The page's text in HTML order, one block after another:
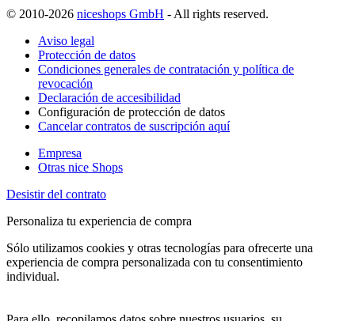
© 2010-2026 niceshops GmbH - All rights reserved.
Aviso legal
Protección de datos
Condiciones generales de contratación y política de
revocación
Declaración de accesibilidad
Configuración de protección de datos
Cancelar contratos de suscripción aquí
Empresa
Otras nice Shops
Desistir del contrato
Personaliza tu experiencia de compra
Sólo utilizamos cookies y otras tecnologías para ofrecerte una
experiencia de compra personalizada con tu consentimiento
individual.